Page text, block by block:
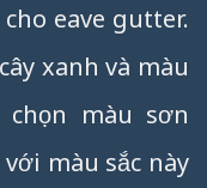
eave gutter.
xanh và màu
màu sơn
màu sắc này